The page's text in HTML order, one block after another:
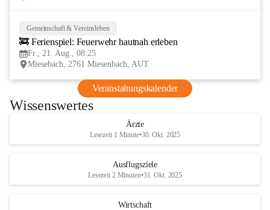
Gemeinschaft & Vereinsleben
🚒 Ferienspiel: Feuerwehr hautnah erleben
Fr., 21. Aug., 08:25
Miesebach, 2761 Miesenbach, AUT
Veranstaltungskalender
Wissenswertes
Ärzte
Lesezeit 1 Minute•30. Okt. 2025
Ausflugsziele
Lesezeit 2 Minuten•31. Okt. 2025
Wirtschaft